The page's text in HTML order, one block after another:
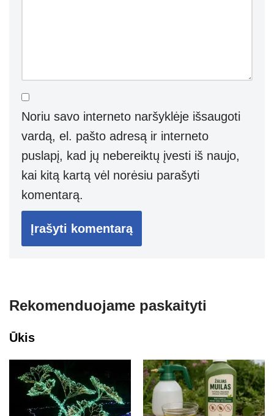
Noriu savo interneto naršyklėje išsaugoti
vardą, el. pašto adresą ir interneto
puslapį, kad jų nebereiktų įvesti iš naujo,
kai kitą kartą vėl norėsiu parašyti
komentarą.
Rekomenduojame paskaityti
Ūkis